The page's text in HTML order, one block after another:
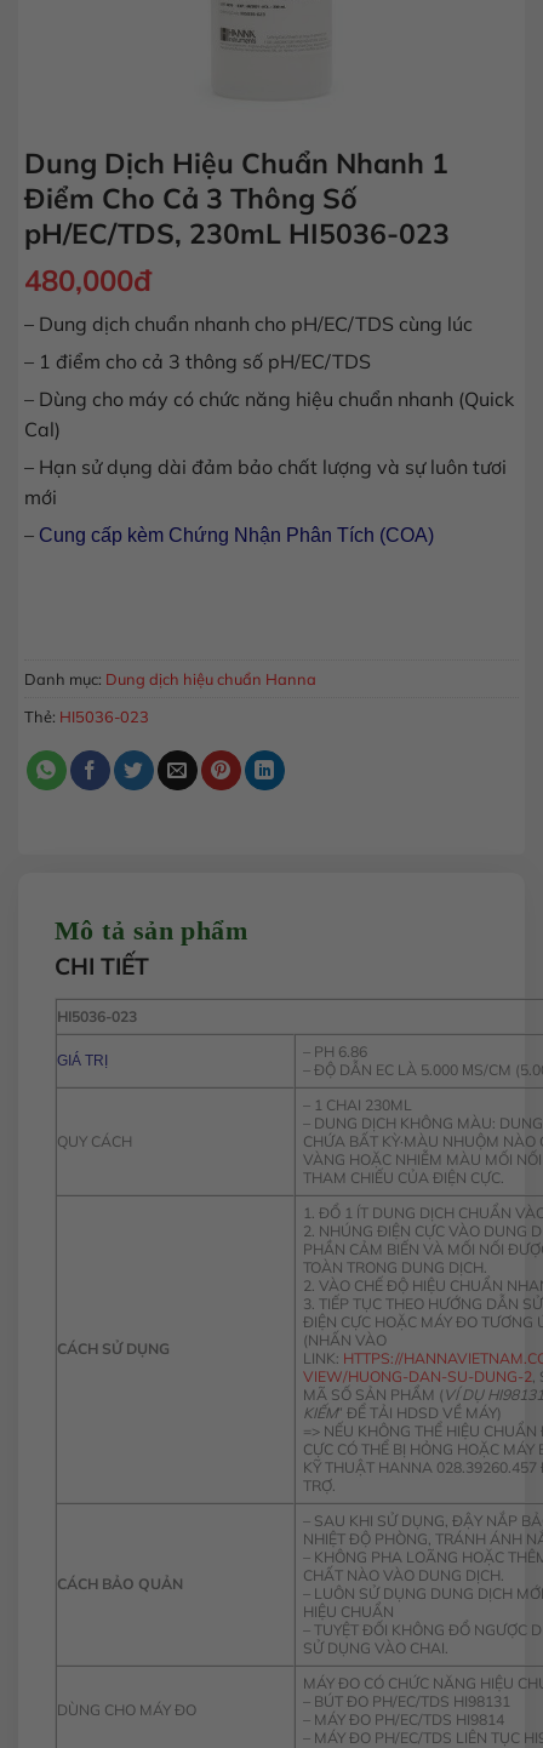
Dung Dịch Hiệu Chuẩn Nhanh 1
Điểm Cho Cả 3 Thông Số
pH/EC/TDS, 230mL HI5036-023
480,000đ
– Dung dịch chuẩn nhanh cho pH/EC/TDS cùng lúc
– 1 điểm cho cả 3 thông số pH/EC/TDS
– Dùng cho máy có chức năng hiệu chuẩn nhanh (Quick
Cal)
– Hạn sử dụng dài đảm bảo chất lượng và sự luôn tươi
mới
– Cung cấp kèm Chứng Nhận Phân Tích (COA)
Danh mục: Dung dịch hiệu chuẩn Hanna
Thẻ: HI5036-023
Mô tả sản phẩm
CHI TIẾT
HI5036-023
GIÁ TRỊ
– PH 6.86
– ĐỘ DẪN EC LÀ 5.000 ΜS/CM
QUY CÁCH
– 1 CHAI 230ML
– DUNG DỊCH KHÔNG MÀU:
CHỨA BẤT KỲ·MÀU NHUỘM NÀO
VÀNG HOẶC NHIỄM MÀU MỐI
THAM CHIẾU CỦA ĐIỆN CỰC.
CÁCH SỬ DỤNG
1. ĐỔ 1 ÍT DUNG DỊCH CHUẨN
2. NHÚNG ĐIỆN CỰC VÀO DUNG
PHẦN CẢM BIẾN VÀ MỐI NỐI
TOÀN TRONG DUNG DỊCH.
2. VÀO CHẾ ĐỘ HIỆU CHUẨN
3. TIẾP TỤC THEO HƯỚNG DẪN
ĐIỆN CỰC HOẶC MÁY ĐO TƯƠNG
(NHẤN VÀO
LINK: HTTPS://
VIEW/HUONG-DAN-SU-DUNG-2
MÃ SỐ SẢN PHẨM ( VÍ DỤ
KIẾM” ĐỂ TẢI HDSD VỀ MÁY)
=> NẾU KHÔNG THỂ HIỆU
CỰC CÓ THỂ BỊ HỎNG HOẶC MÁY
KỸ THUẬT HANNA 028.39260.457
TRỢ.
CÁCH BẢO QUẢN
– SAU KHI SỬ DỤNG, ĐẬY NẮP
NHIỆT ĐỘ PHÒNG, TRÁNH ÁNH
– KHÔNG PHA LOÃNG HOẶC
CHẤT NÀO VÀO DUNG DỊCH.
– LUÔN SỬ DỤNG DUNG DỊCH
HIỆU CHUẨN
– TUYỆT ĐỐI KHÔNG ĐỔ NGƯỢC
SỬ DỤNG VÀO CHAI.
DÙNG CHO MÁY ĐO
MÁY ĐO CÓ CHỨC NĂNG HIỆU
– BÚT ĐO PH/EC/TDS HI98131
– MÁY ĐO PH/EC/TDS HI9814
– MÁY ĐO PH/EC/TDS LIÊN TỤC